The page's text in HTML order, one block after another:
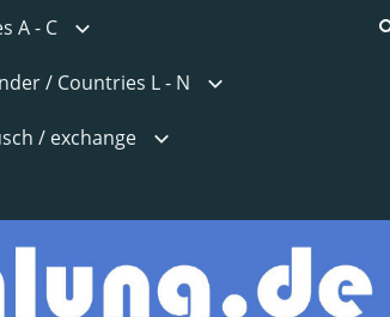
A - C
/ Countries L - N
/ exchange